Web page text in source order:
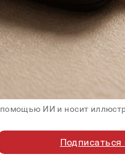
ИИ и носит